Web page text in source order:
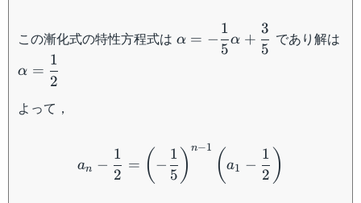
この漸化式の特性方程式は
\alpha=-\dfrac{1}
{5}\alpha+\dfrac{3}
α = −
5
1
α +
5
3
であり解は
\alpha=\dfrac{1}
{2}
α =
2
1
よって，
a_n-
an −
2
1
= ( −
5
1 ) n−1 (a1 −
2
1 )